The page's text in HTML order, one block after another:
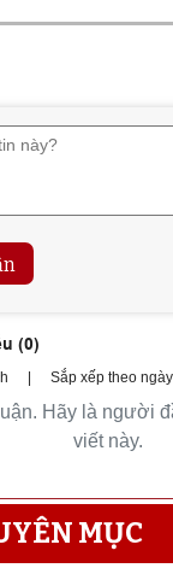
(0)
Sắp xếp theo ngày
Hãy là người
viết này.
MỤC